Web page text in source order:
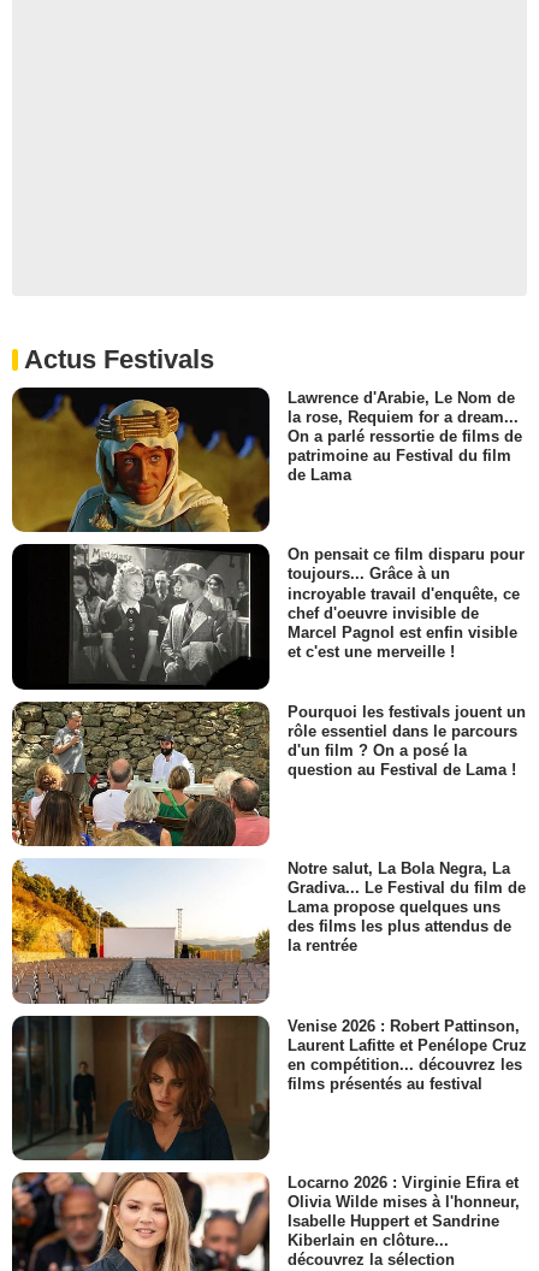
Actus Festivals
Lawrence d'Arabie, Le Nom de
la rose, Requiem for a dream...
On a parlé ressortie de films de
patrimoine au Festival du film
de Lama
On pensait ce film disparu pour
toujours... Grâce à un
incroyable travail d'enquête, ce
chef d'oeuvre invisible de
Marcel Pagnol est enfin visible
et c'est une merveille !
Pourquoi les festivals jouent un
rôle essentiel dans le parcours
d'un film ? On a posé la
question au Festival de Lama !
Notre salut, La Bola Negra, La
Gradiva... Le Festival du film de
Lama propose quelques uns
des films les plus attendus de
la rentrée
Venise 2026 : Robert Pattinson,
Laurent Lafitte et Penélope Cruz
en compétition... découvrez les
films présentés au festival
Locarno 2026 : Virginie Efira et
Olivia Wilde mises à l'honneur,
Isabelle Huppert et Sandrine
Kiberlain en clôture...
découvrez la sélection